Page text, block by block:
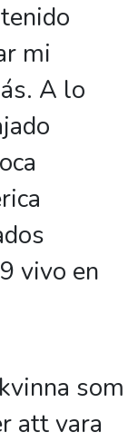
mi
A lo
vivo en
som
att vara